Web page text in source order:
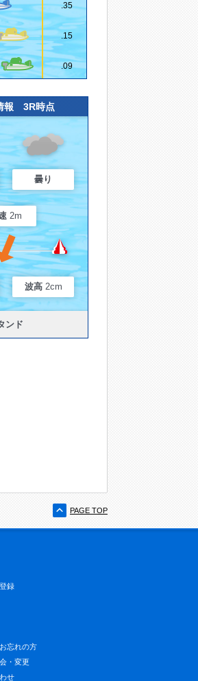
.35
.15
.09
報 3R時点
曇り
2m
波高 2cm
ンド
PAGE TOP
録
忘れの方
・変更
せ